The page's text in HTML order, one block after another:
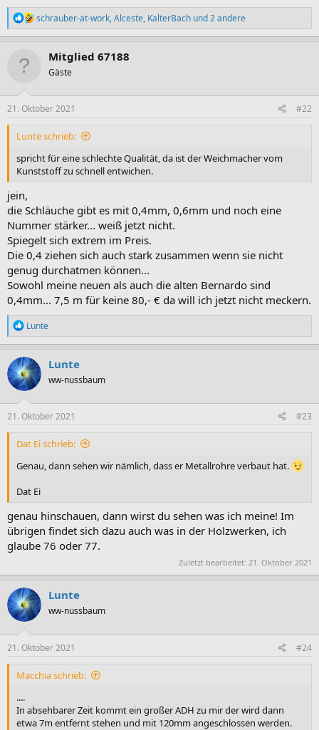
R
e
a
n
e
schrauber-at-work,Alceste, KalterBach und 2 andere
Mitglied 67188
Gäste
21. Oktober 2021 #22
Lunte schrieb:
spricht für eine schlechte Qualität, da ist der Weichmacher vom
Kunststoff zu schnell entwichen.
jein,
die Schläuche gibt es mit 0,4mm, 0,6mm und noch eine
Nummer stärker... weiß jetzt nicht.
Spiegelt sich extrem im Preis.
Die 0,4 ziehen sich auch stark zusammen wenn sie nicht
genug durchatmen können...
Sowohl meine neuen als auch die alten Bernardo sind
0,4mm... 7,5 m für keine 80,- € da will ich jetzt nicht meckern.
R
e
a
k
t
i
o
n
e
Lunte
Lunte
ww-nussbaum
21. Oktober 2021 #23
Dat Ei schrieb:
Genau, dann sehen wir nämlich, dass er Metallrohre verbaut hat.
Dat Ei
genau hinschauen, dann wirst du sehen was ich meine! Im
übrigen findet sich dazu auch was in der Holzwerken, ich
glaube 76 oder 77.
Zuletzt bearbeitet: 21. Oktober 2021
Lunte
ww-nussbaum
21. Oktober 2021 #24
Macchia schrieb:
....
In absehbarer Zeit kommt ein großer ADH zu mir der wird dann
etwa 7m entfernt stehen und mit 120mm angeschlossen werden.